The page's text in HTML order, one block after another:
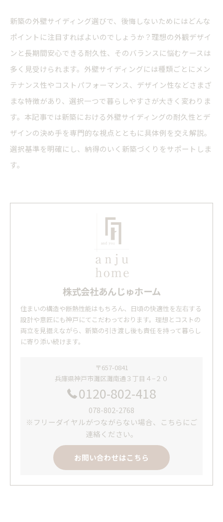
新築の外壁サイディング選びで、後悔しないためにはどんな
ポイントに注目すればよいのでしょうか？理想の外観デザイ
ンと長期間安心できる耐久性、そのバランスに悩むケースは
多く見受けられます。外壁サイディングには種類ごとにメン
テナンス性やコストパフォーマンス、デザイン性などさまざ
まな特徴があり、選択一つで暮らしやすさが大きく変わりま
す。本記事では新築における外壁サイディングの耐久性とデ
ザインの決め手を専門的な視点とともに具体例を交え解説。
選択基準を明確にし、納得のいく新築づくりをサポートしま
す。
株式会社あんじゅホーム
住まいの構造や断熱性能はもちろん、日頃の快適性を左右する
設計や意匠にも神戸にてこだわっております。理想とコストの
両立を見据えながら、新築の引き渡し後も責任を持って暮らし
に寄り添い続けます。
〒657-0841
兵庫県神戸市灘区灘南通３丁目４−２０
0120-802-418
078-802-2768
※フリーダイヤルがつながらない場合、こちらにご
連絡ください。
お問い合わせはこちら